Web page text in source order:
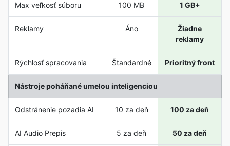
Max veľkosť súboru 100 MB 1 GB+
Reklamy Áno
Žiadne
reklamy
Rýchlosť spracovania Štandardné Prioritný front
Nástroje poháňané umelou inteligenciou
Odstránenie pozadia AI 10 za deň 100 za deň
AI Audio Prepis 5 za deň 50 za deň